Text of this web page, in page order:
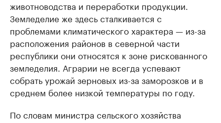
животноводства и переработки продукции.
Земледелие же здесь сталкивается с
проблемами климатического характера — из-за
расположения районов в северной части
республики они относятся к зоне рискованного
земледелия. Аграрии не всегда успевают
собрать урожай зерновых из-за заморозков и в
среднем более низкой температуры по году.
По словам министра сельского хозяйства